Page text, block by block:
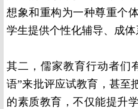
想象和重构为一种尊重个
学生提供个性化辅导、成体
其二，儒家教育行动者们
语”来批评应试教育，甚至
的素质教育，不仅能提升